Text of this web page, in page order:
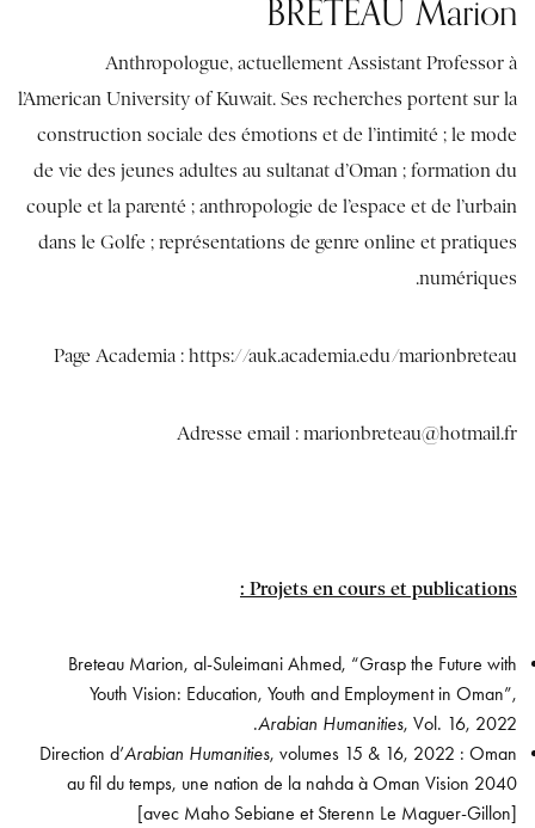
BRETEAU Marion
Anthropologue, actuellement Assistant Professor à
l’American University of Kuwait. Ses recherches portent sur la
construction sociale des émotions et de l’intimité ; le mode
de vie des jeunes adultes au sultanat d’Oman ; formation du
couple et la parenté ; anthropologie de l’espace et de l’urbain
dans le Golfe ; représentations de genre online et pratiques
numériques.
Page Academia : https://auk.academia.edu/marionbreteau
Adresse email : marionbreteau@hotmail.fr
Projets en cours et publications :
Breteau Marion, al-Suleimani Ahmed, “Grasp the Future with
Youth Vision: Education, Youth and Employment in Oman”,
Arabian Humanities, Vol. 16, 2022.
Direction d’Arabian Humanities, volumes 15 & 16, 2022 : Oman
au fil du temps, une nation de la nahda à Oman Vision 2040
[avec Maho Sebiane et Sterenn Le Maguer-Gillon]